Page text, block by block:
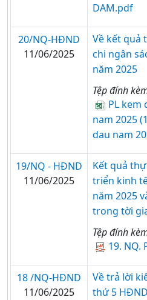
DAM.pdf
20/NQ-HĐND
11/06/2025
Về kết quả
chi ngân
năm 2025
Tệp đính
PL kem
nam 2025
dau nam
19/NQ - HĐND
11/06/2025
Kết quả
triển kinh
năm 2025
trong tời
Tệp đính
19. NQ.
18 /NQ-HĐND
11/06/2025
Về trả lời
thứ 5